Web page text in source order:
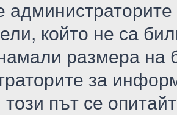
който не са
размера на
за
този път се